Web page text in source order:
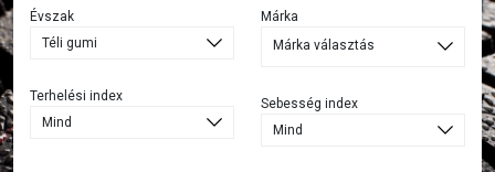
Évszak
Terhelési index
Márka
Márka választás
Sebesség index